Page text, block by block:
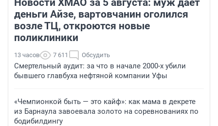
деньги Айзе, вартовчанин оголился
возле ТЦ, откроются новые
поликлиники
13 часов 7 611 Обсудить
Смертельный аудит: за что в начале 2000-х убили
бывшего главбуха нефтяной компании Уфы
«Чемпионкой быть — это кайф»: как мама в декрете
из Барнаула завоевала золото на соревнованиях по
бодибилдингу